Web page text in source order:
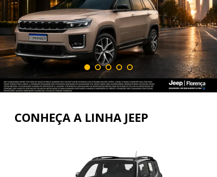
CONHEÇA A LINHA JEEP